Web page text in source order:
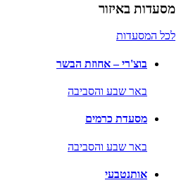
מסעדות באיזור
לכל המסעדות
בוצ'רי – אחוזת הבשר
באר שבע והסביבה
מסעדת כרמים
באר שבע והסביבה
אותנטבעי